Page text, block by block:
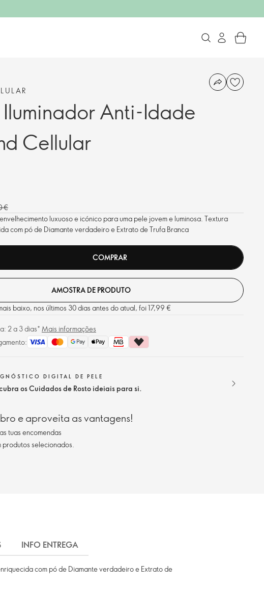
Anti-Idade
Cellular
€
luxuoso e icónico para uma pele jovem e luminosa. Textura
com pó de Diamante verdadeiro e Extrato de Trufa Branca
COMPRAR
AMOSTRA DE PRODUTO
baixo, nos últimos 30 dias antes do atual, foi 17,99 €
2 a 3 dias* Mais informações
DIGITAL DE PELE
os Cuidados de Rosto ideiais para si.
e aproveita as vantagens!
tuas encomendas
produtos selecionados.
INFO ENTREGA
com pó de Diamante verdadeiro e Extrato de